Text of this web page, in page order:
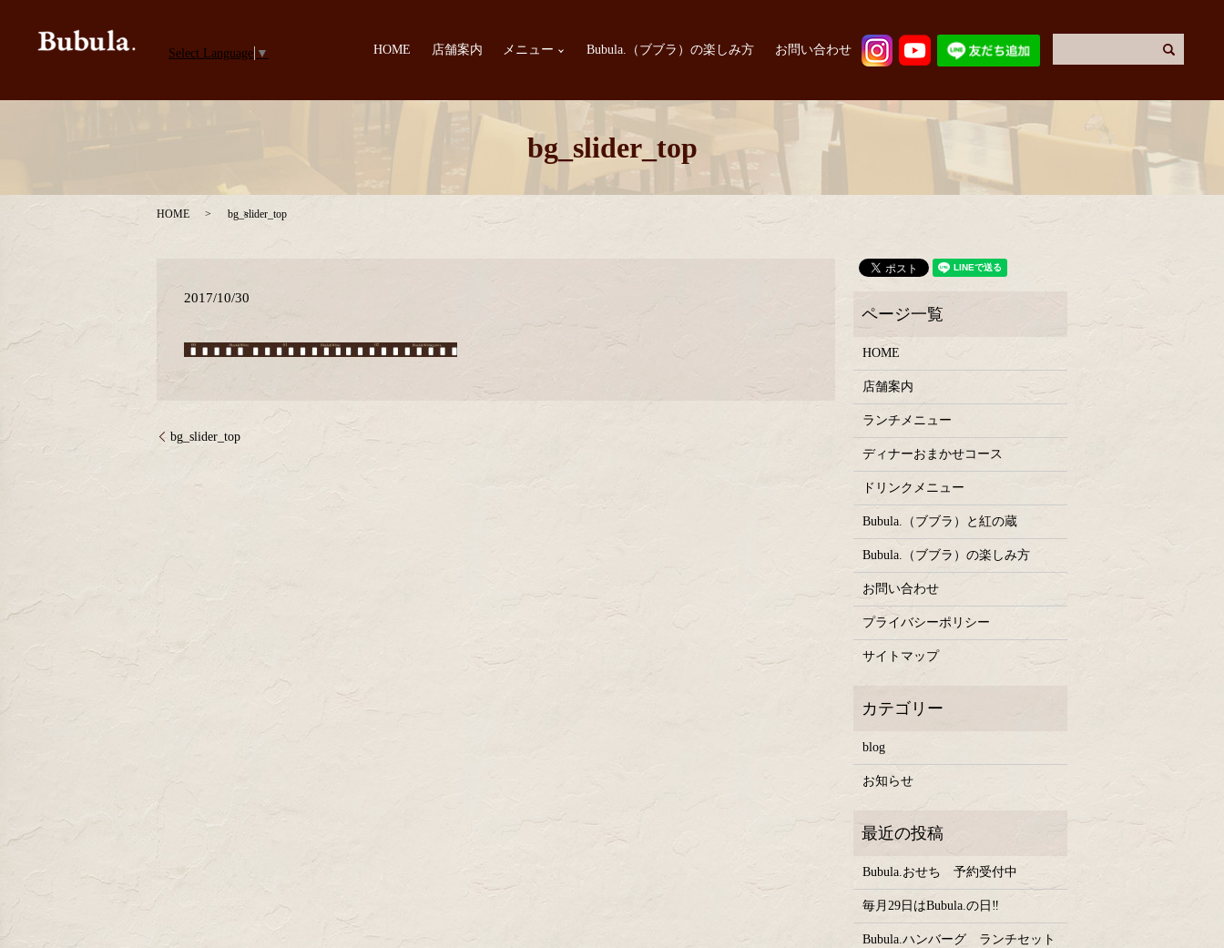
Select Language ▼ HOME 店舗案内 メニュー Bubula.（ブブラ）の楽しみ方 お問い合わせ
bg_slider_top
HOME bg_slider_top
2017/10/30
bg_slider_top
HOME
店舗案内
ランチメニュー
ディナーおまかせコース
ドリンクメニュー
Bubula.（ブブラ）と紅の蔵
Bubula.（ブブラ）の楽しみ方
お問い合わせ
プライバシーポリシー
サイトマップ
blog
お知らせ
Bubula.おせち 予約受付中
毎月29日はBubula.の日‼
Bubula.ハンバーグ ランチセット